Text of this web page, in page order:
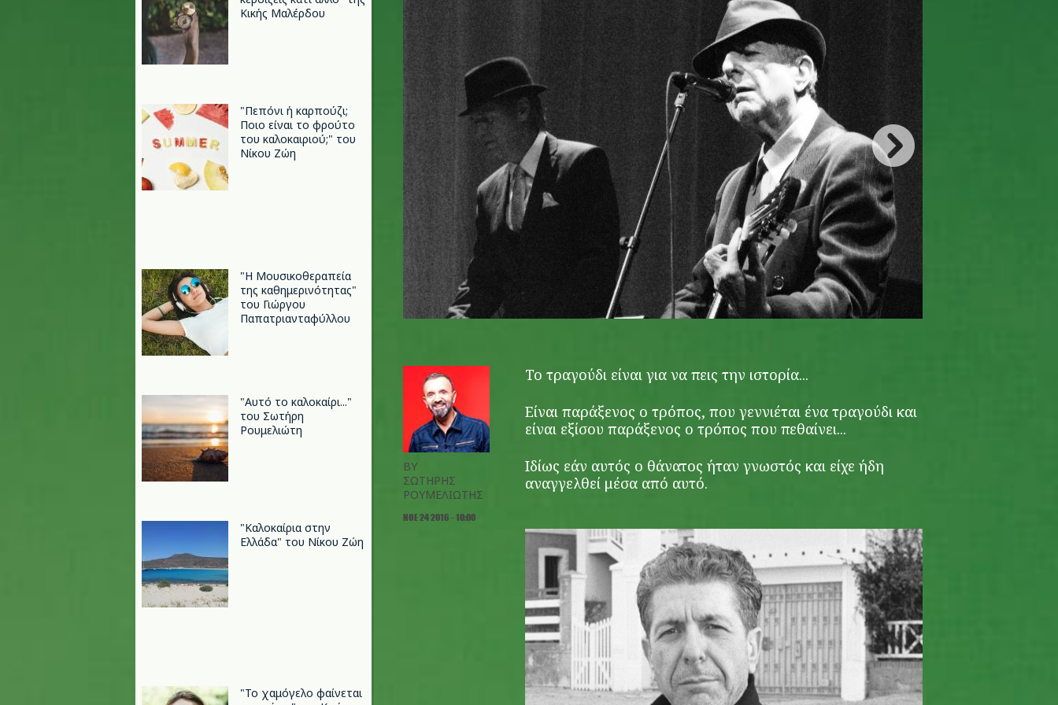
Κικής Μαλέρδου
"Πεπόνι ή καρπούζι;
Ποιo είναι το φρούτο
του καλοκαιριού;" του
Νίκου Ζώη
"Η Μουσικοθεραπεία
της καθημερινότητας"
του Γιώργου
Παπατριανταφύλλου
"Αυτό το καλοκαίρι..."
του Σωτήρη
Ρουμελιώτη
"Καλοκαίρια στην
Ελλάδα" του Νίκου Ζώη
"Το χαμόγελο φαίνεται
BY
ΣΩΤΗΡΗΣ
ΡΟΥΜΕΛΙΩΤΗΣ
ΝΟΕ 24 2016 - 10:00
Το τραγούδι είναι για να πεις την ιστορία...
Είναι παράξενος ο τρόπος, που γεννιέται ένα τραγούδι και
είναι εξίσου παράξενος ο τρόπος που πεθαίνει...
Ιδίως εάν αυτός ο θάνατος ήταν γνωστός και είχε ήδη
αναγγελθεί μέσα από αυτό.